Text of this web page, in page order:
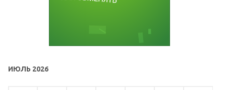
ИЮЛЬ 2026